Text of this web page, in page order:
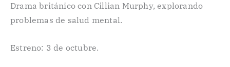
Drama británico con Cillian Murphy, explorando
problemas de salud mental.
Estreno: 3 de octubre.